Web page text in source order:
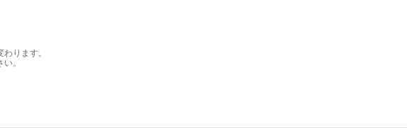
ります。
。